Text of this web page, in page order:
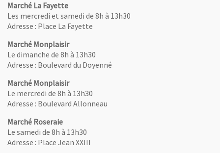
Marché La Fayette
Les mercredi et samedi de 8h à 13h30
Adresse : Place La Fayette
Marché Monplaisir
Le dimanche de 8h à 13h30
Adresse : Boulevard du Doyenné
Marché Monplaisir
Le mercredi de 8h à 13h30
Adresse : Boulevard Allonneau
Marché Roseraie
Le samedi de 8h à 13h30
Adresse : Place Jean XXIII